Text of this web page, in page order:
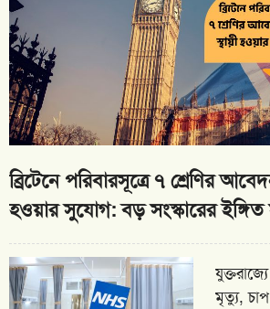
ব্রিটেনে পরিবারসূত্রে ৭ শ্রেণির আবেদনকারীর স্থায়ী
হওয়ার সুযোগ: বড় সংস্কারের
মৃত্যু, চাপ মোকাবিলায়